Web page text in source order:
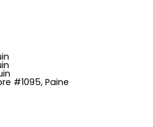
#1095, Paine